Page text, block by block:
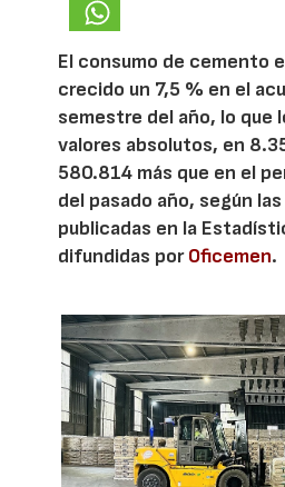
El consumo de cemento
crecido un 7,5 % en el
semestre del año, lo que
valores absolutos, en
580.814 más que en el
del pasado año, según
publicadas en la
difundidas porOficemen.